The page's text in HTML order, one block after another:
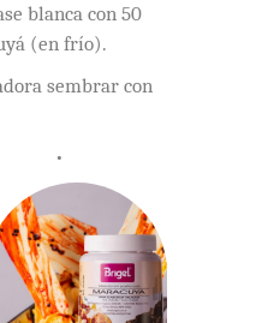
blanca con 50
(en frío).
sembrar con